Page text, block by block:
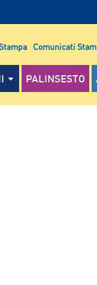
Comunicati
PALINSESTO